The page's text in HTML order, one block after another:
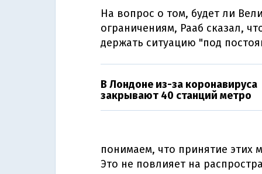
На вопрос о том, будет ли
ограничениям, Рааб сказал,
держать ситуацию "под
В Лондоне из-за коронавируса
закрывают 40 станций метро
понимаем, что принятие этих
Это не повлияет на